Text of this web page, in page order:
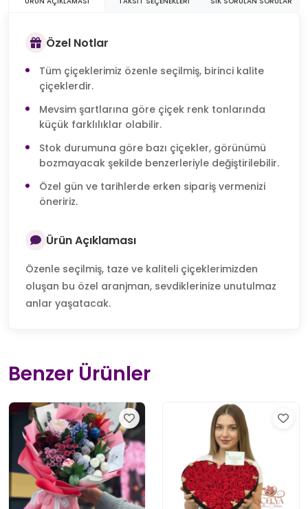
Özel Notlar
Tüm çiçeklerimiz özenle seçilmiş, birinci kalite
çiçeklerdir.
Mevsim şartlarına göre çiçek renk tonlarında
küçük farklılıklar olabilir.
Stok durumuna göre bazı çiçekler, görünümü
bozmayacak şekilde benzerleriyle değiştirilebilir.
Özel gün ve tarihlerde erken sipariş vermenizi
öneririz.
Ürün Açıklaması
Özenle seçilmiş, taze ve kaliteli çiçeklerimizden
oluşan bu özel aranjman, sevdiklerinize unutulmaz
anlar yaşatacak.
Benzer Ürünler